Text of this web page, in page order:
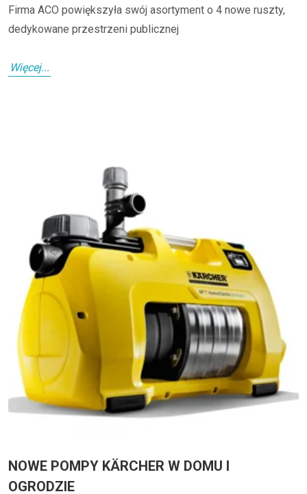
Firma ACO powiększyła swój asortyment o 4 nowe ruszty,
dedykowane przestrzeni publicznej
Więcej...
NOWE POMPY KÄRCHER W DOMU I
OGRODZIE